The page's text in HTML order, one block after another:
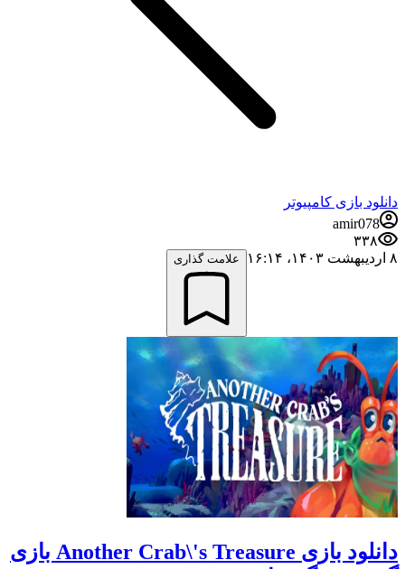
دانلود بازی کامپیوتر
amir078
۳۳۸
۸ اردیبهشت ۱۴۰۳،‏ ۱۶:۱۴
علامت گذاری
دانلود بازی Another Crab\'s Treasure بازی